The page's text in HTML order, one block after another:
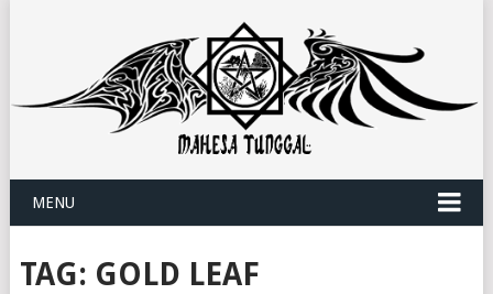
MENU
TAG: GOLD LEAF